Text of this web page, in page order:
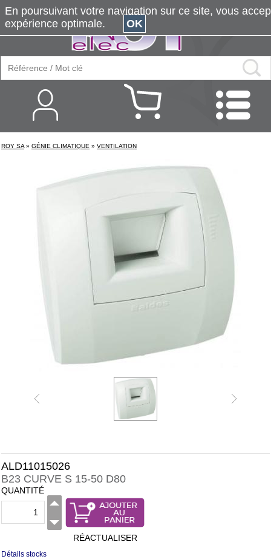
ROY SA » GÉNIE CLIMATIQUE » VENTILATION
ALD11015026
B23 CURVE S 15-50 D80
QUANTITÉ
RÉACTUALISER
Détails stocks
En poursuivant votre navigation sur ce site, vous
expérience optimale.
OK